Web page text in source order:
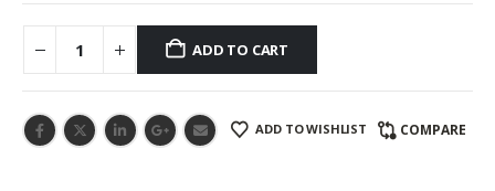
ADD TO CART
ADD TO WISHLIST COMPARE